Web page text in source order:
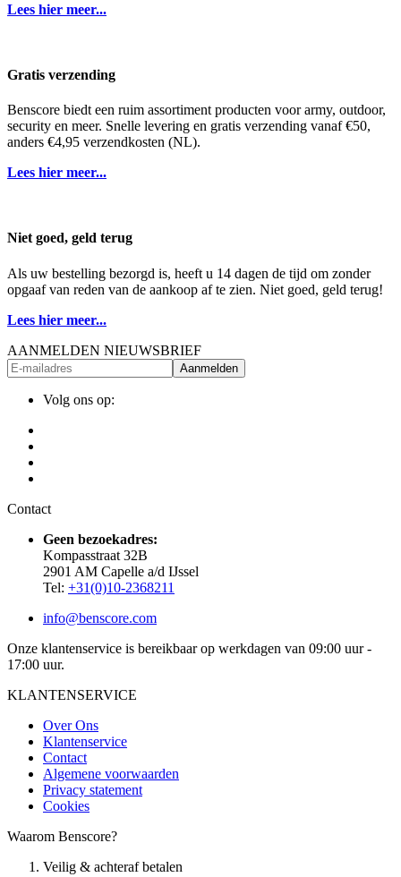
Lees hier meer...
Gratis verzending
Benscore biedt een ruim assortiment producten voor army, outdoor,
security en meer. Snelle levering en gratis verzending vanaf €50,
anders €4,95 verzendkosten (NL).
Lees hier meer...
Niet goed, geld terug
Als uw bestelling bezorgd is, heeft u 14 dagen de tijd om zonder
opgaaf van reden van de aankoop af te zien. Niet goed, geld terug!
Lees hier meer...
AANMELDEN NIEUWSBRIEF
Aanmelden
Volg ons op:
Contact
Geen bezoekadres:
Kompasstraat 32B
2901 AM Capelle a/d IJssel
Tel: +31(0)10-2368211
info@benscore.com
Onze klantenservice is bereikbaar op werkdagen van 09:00 uur -
17:00 uur.
KLANTENSERVICE
Over Ons
Klantenservice
Contact
Algemene voorwaarden
Privacy statement
Cookies
Waarom Benscore?
Veilig & achteraf betalen